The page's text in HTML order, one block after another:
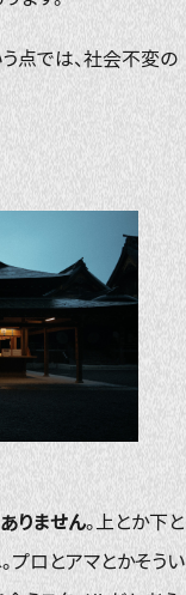
点では、社会不変の
りません。上とか下と
プロとアマとかそうい